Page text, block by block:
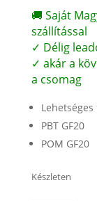
🚚 Saját
szállítással
✓ Délig
✓ akár a
a csomag
PBT GF20
POM GF20
Készleten